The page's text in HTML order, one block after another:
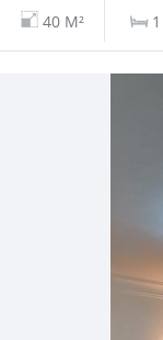
40 M² 1